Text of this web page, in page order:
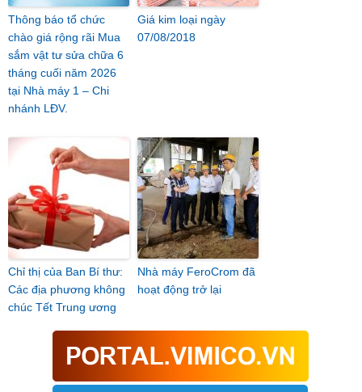
Thông báo tổ chức
chào giá rộng rãi Mua
sắm vật tư sửa chữa 6
tháng cuối năm 2026
tại Nhà máy 1 – Chi
nhánh LĐV.
Giá kim loại ngày
07/08/2018
Chỉ thị của Ban Bí thư:
Các địa phương không
chúc Tết Trung ương
Nhà máy FeroCrom đã
hoạt động trở lại